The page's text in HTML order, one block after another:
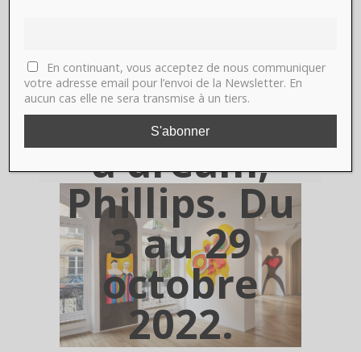
Darré, Last
Night I had
a dream,
Phillips. Du
3 au 29
octobre
2022.
En continuant, vous acceptez de nous communiquer
votre adresse email pour l’envoi de la Newsletter. En
aucun cas elle ne sera transmise à un tiers.